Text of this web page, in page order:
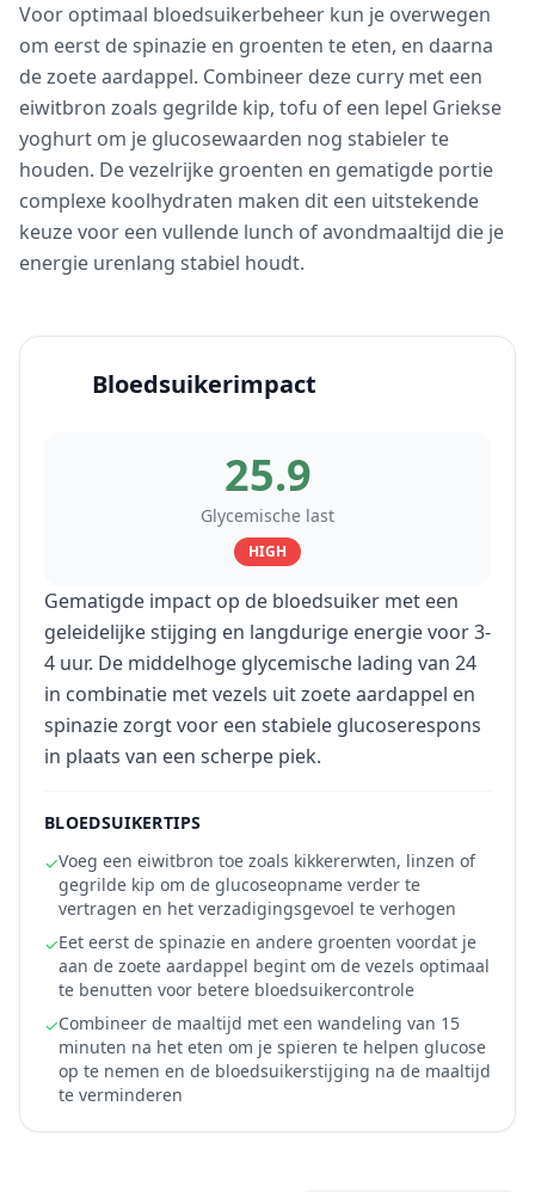
Voor optimaal bloedsuikerbeheer kun je overwegen
om eerst de spinazie en groenten te eten, en daarna
de zoete aardappel. Combineer deze curry met een
eiwitbron zoals gegrilde kip, tofu of een lepel Griekse
yoghurt om je glucosewaarden nog stabieler te
houden. De vezelrijke groenten en gematigde portie
complexe koolhydraten maken dit een uitstekende
keuze voor een vullende lunch of avondmaaltijd die je
energie urenlang stabiel houdt.
Bloedsuikerimpact
25.9
Glycemische last
HIGH
Gematigde impact op de bloedsuiker met een
geleidelijke stijging en langdurige energie voor 3-
4 uur. De middelhoge glycemische lading van 24
in combinatie met vezels uit zoete aardappel en
spinazie zorgt voor een stabiele glucoserespons
in plaats van een scherpe piek.
BLOEDSUIKERTIPS
✓Voeg een eiwitbron toe zoals kikkererwten, linzen of
gegrilde kip om de glucoseopname verder te
vertragen en het verzadigingsgevoel te verhogen
✓Eet eerst de spinazie en andere groenten voordat je
aan de zoete aardappel begint om de vezels optimaal
te benutten voor betere bloedsuikercontrole
✓Combineer de maaltijd met een wandeling van 15
minuten na het eten om je spieren te helpen glucose
op te nemen en de bloedsuikerstijging na de maaltijd
te verminderen